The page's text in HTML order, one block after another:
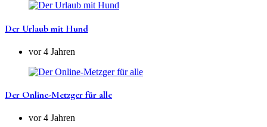
Der Urlaub mit Hund
vor 4 Jahren
Der Online-Metzger für alle
vor 4 Jahren